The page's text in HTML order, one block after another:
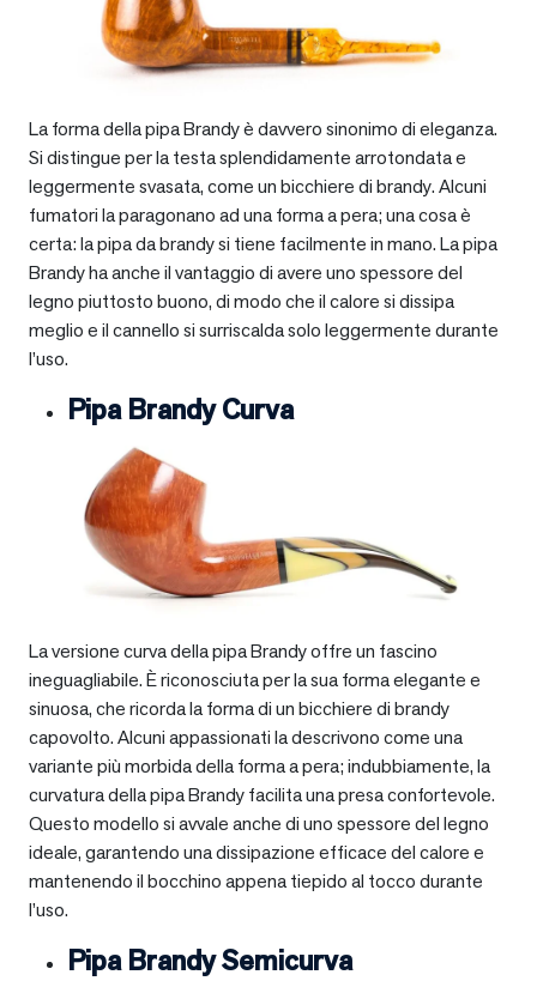
La forma della pipa Brandy è davvero sinonimo di eleganza.
Si distingue per la testa splendidamente arrotondata e
leggermente svasata, come un bicchiere di brandy. Alcuni
fumatori la paragonano ad una forma a pera; una cosa è
certa: la pipa da brandy si tiene facilmente in mano. La pipa
Brandy ha anche il vantaggio di avere uno spessore del
legno piuttosto buono, di modo che il calore si dissipa
meglio e il cannello si surriscalda solo leggermente durante
l’uso.
Pipa Brandy Curva
La versione curva della pipa Brandy offre un fascino
ineguagliabile. È riconosciuta per la sua forma elegante e
sinuosa, che ricorda la forma di un bicchiere di brandy
capovolto. Alcuni appassionati la descrivono come una
variante più morbida della forma a pera; indubbiamente, la
curvatura della pipa Brandy facilita una presa confortevole.
Questo modello si avvale anche di uno spessore del legno
ideale, garantendo una dissipazione efficace del calore e
mantenendo il bocchino appena tiepido al tocco durante
l’uso.
Pipa Brandy Semicurva